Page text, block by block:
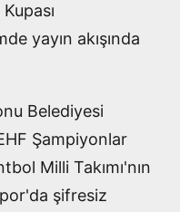
yayın akışında
Belediyesi
Şampiyonlar
Milli Takımı'nın
şifresiz